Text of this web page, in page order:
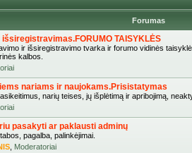
Forumas
TAISYKLĖS
ir išsiregistravimo tvarka ir forumo vidinės
kalbos.
nariams ir naujokams.Prisistatymas
narių teises, jų išplėtimą ir apribojimą,
pasakyti ar paklausti adminų
pagalba, palinkėjimai.
Moderatoriai